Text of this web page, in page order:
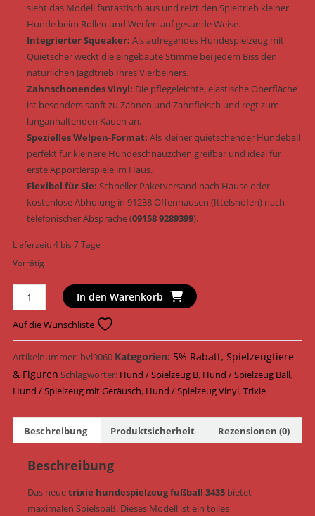
sieht das Modell fantastisch aus und reizt den Spieltrieb kleiner
Hunde beim Rollen und Werfen auf gesunde Weise.
Integrierter Squeaker: Als aufregendes Hundespielzeug mit
Quietscher weckt die eingebaute Stimme bei jedem Biss den
natürlichen Jagdtrieb Ihres Vierbeiners.
Zahnschonendes Vinyl: Die pflegeleichte, elastische Oberfläche
ist besonders sanft zu Zähnen und Zahnfleisch und regt zum
langanhaltenden Kauen an.
Spezielles Welpen-Format: Als kleiner quietschender Hundeball
perfekt für kleinere Hundeschnäuzchen greifbar und ideal für
erste Apportierspiele im Haus.
Flexibel für Sie: Schneller Paketversand nach Hause oder
kostenlose Abholung in 91238 Offenhausen (Ittelshofen) nach
telefonischer Absprache (09158 9289399).
Lieferzeit:4 bis 7 Tage
Vorrätig
Trixie
Hundespielzeug
Fußball
Vinyl
&
Geräusch
ø
cm
(Art.-
3435)
In den Warenkorb
Auf die Wunschliste
Artikelnummer: bvl9060 Kategorien: 5% Rabatt, Spielzeugtiere
& Figuren Schlagwörter: Hund / Spielzeug B, Hund / Spielzeug Ball,
Hund / Spielzeug mit Geräusch, Hund / Spielzeug Vinyl,Trixie
Beschreibung Produktsicherheit Rezensionen (0)
Beschreibung
Das neuetrixie hundespielzeug fußball 3435bietet
maximalen Spielspaß. Dieses Modell ist ein tolles